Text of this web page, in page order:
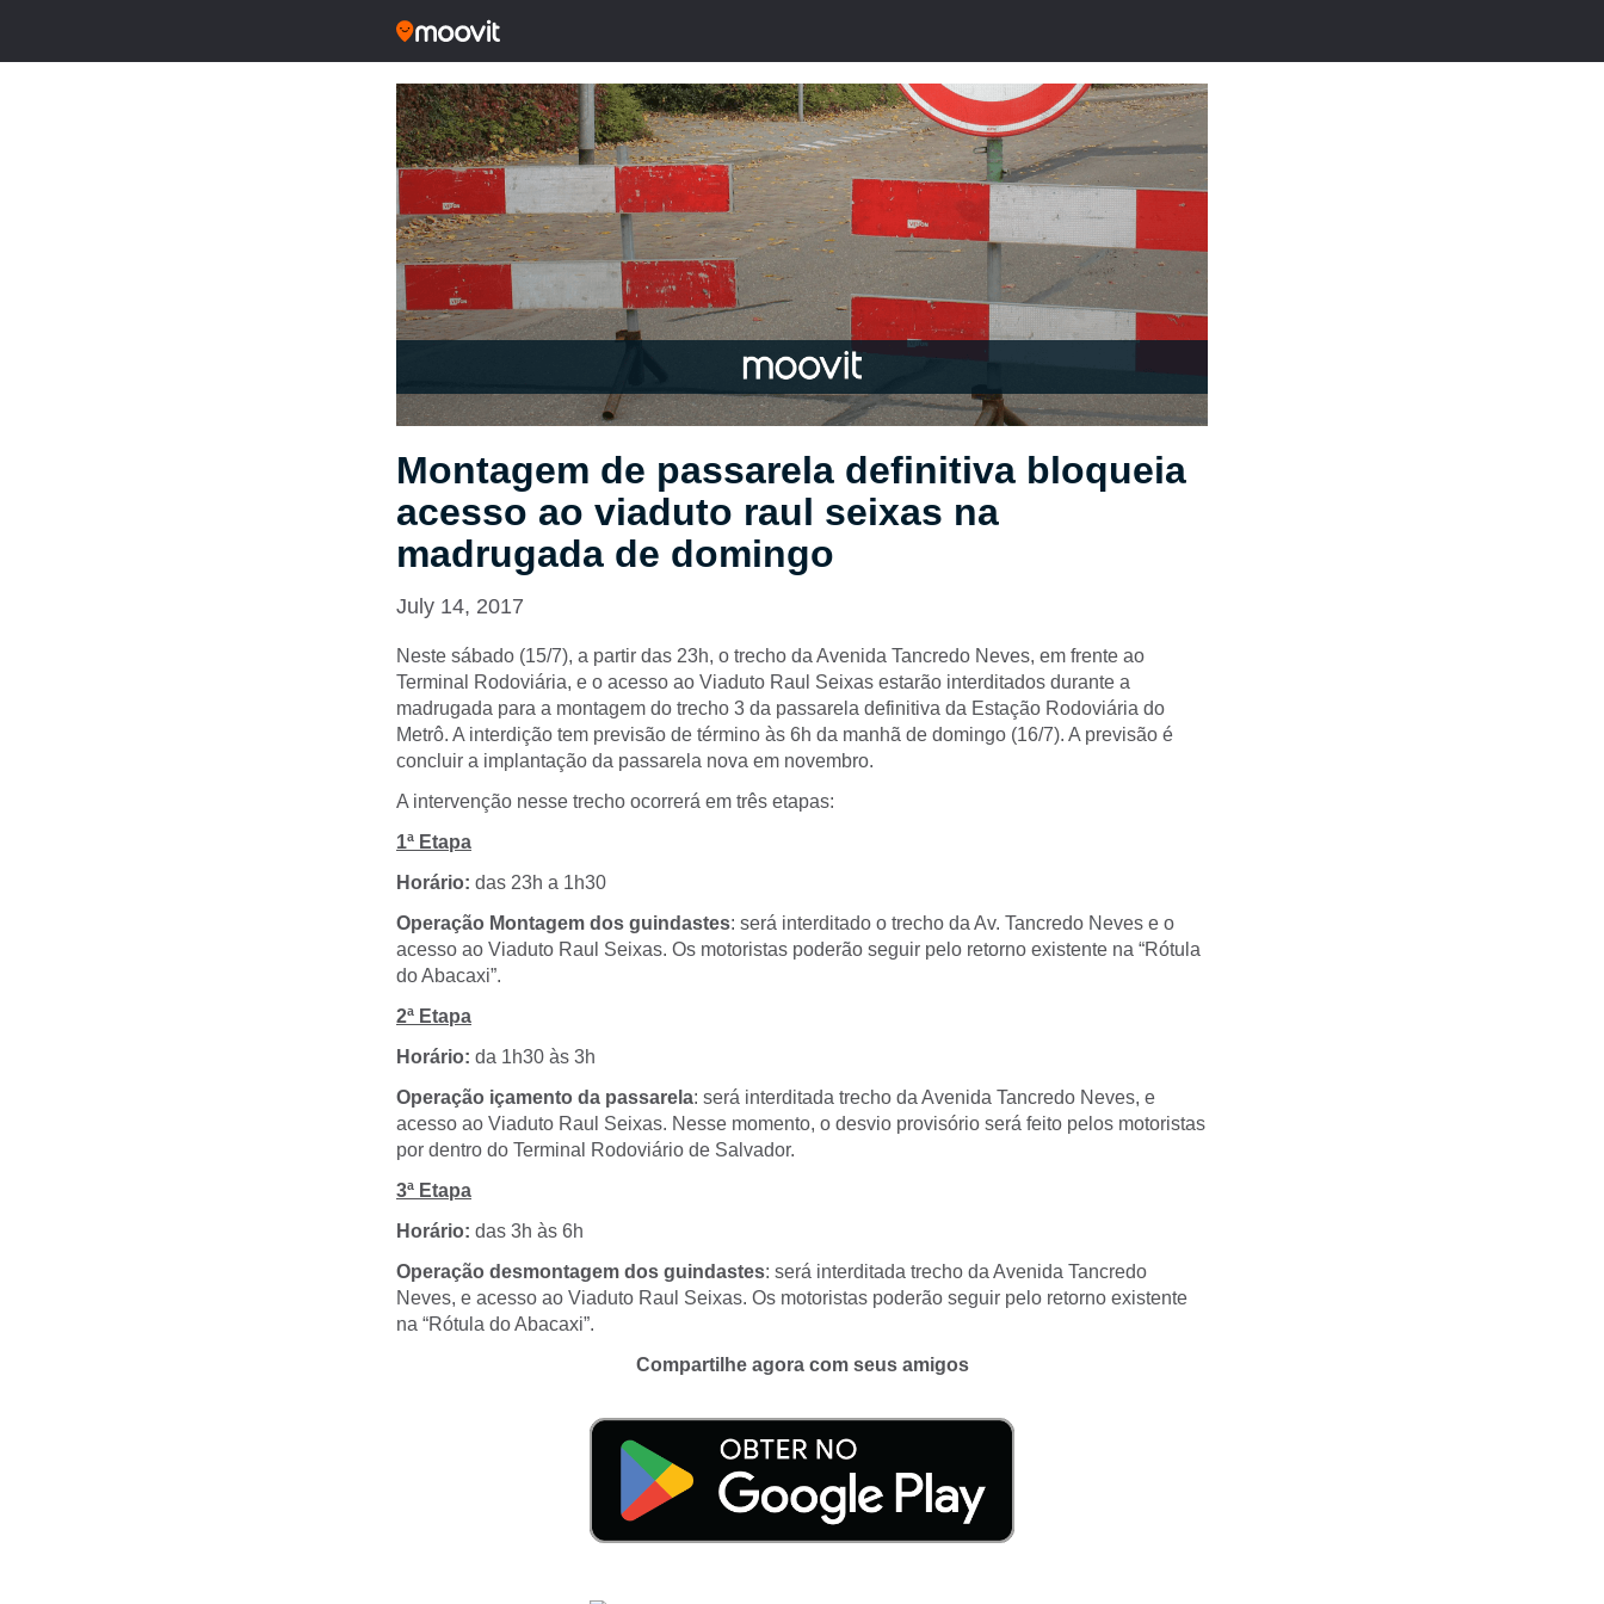
Montagem de passarela definitiva bloqueia
acesso ao viaduto raul seixas na
madrugada de domingo
July 14, 2017
Neste sábado (15/7), a partir das 23h, o trecho da Avenida Tancredo Neves, em frente ao
Terminal Rodoviária, e o acesso ao Viaduto Raul Seixas estarão interditados durante a
madrugada para a montagem do trecho 3 da passarela definitiva da Estação Rodoviária do
Metrô. A interdição tem previsão de término às 6h da manhã de domingo (16/7). A previsão é
concluir a implantação da passarela nova em novembro.
A intervenção nesse trecho ocorrerá em três etapas:
1ª Etapa
Horário: das 23h a 1h30
Operação Montagem dos guindastes: será interditado o trecho da Av. Tancredo Neves e o
acesso ao Viaduto Raul Seixas. Os motoristas poderão seguir pelo retorno existente na “Rótula
do Abacaxi”.
2ª Etapa
Horário: da 1h30 às 3h
Operação içamento da passarela: será interditada trecho da Avenida Tancredo Neves, e
acesso ao Viaduto Raul Seixas. Nesse momento, o desvio provisório será feito pelos motoristas
por dentro do Terminal Rodoviário de Salvador.
3ª Etapa
Horário: das 3h às 6h
Operação desmontagem dos guindastes: será interditada trecho da Avenida Tancredo
Neves, e acesso ao Viaduto Raul Seixas. Os motoristas poderão seguir pelo retorno existente
na “Rótula do Abacaxi”.
Compartilhe agora com seus amigos